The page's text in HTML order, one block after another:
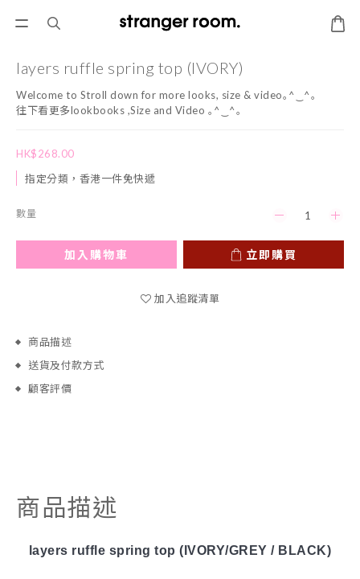
layers ruffle spring top (IVORY)
Welcome to Stroll down for more looks, size & video｡^‿^｡
往下看更多lookbooks ,Size and Video ｡^‿^｡
HK$268.00
指定分類，香港一件免快遞
數量
加入購物車 立即購買
加入追蹤清單
商品描述
送貨及付款方式
顧客評價
商品描述
layers ruffle spring top (IVORY/GREY / BLACK)